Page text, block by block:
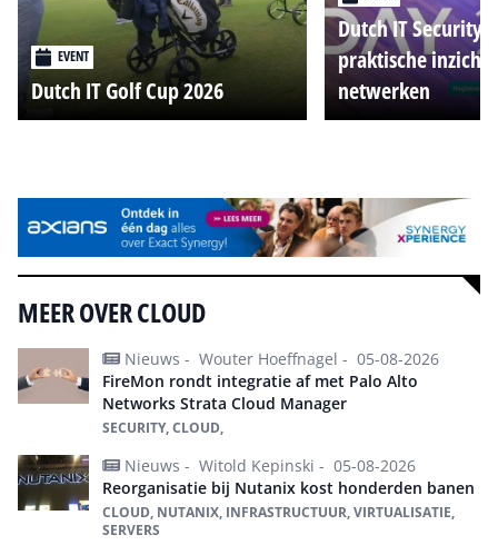
EVENT
Dutch IT Golf Cup 2026
Dutch IT Security
praktische
netwerken
MEER OVER CLOUD
Nieuws - Wouter Hoeffnagel - 05-08-2026
FireMon rondt integratie af met Palo Alto
Networks Strata Cloud Manager
SECURITY, CLOUD,
Nieuws - Witold Kepinski - 05-08-2026
Reorganisatie bij Nutanix kost honderden banen
CLOUD, NUTANIX, INFRASTRUCTUUR, VIRTUALISATIE,
SERVERS